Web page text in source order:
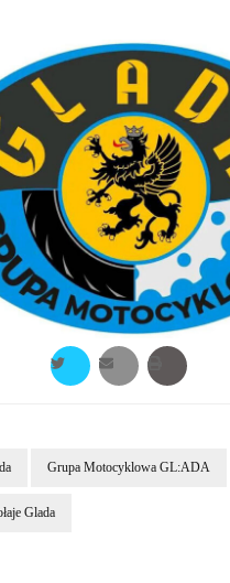
Grupa Motocyklowa GL:ADA
Glada